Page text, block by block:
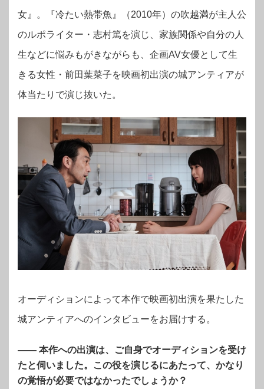
女』。『冷たい熱帯魚』（2010年）の吹越満が主人公
のルポライター・志村篤を演じ、家族関係や自分の人
生などに悩みもがきながらも、企画AV女優として生
きる女性・前田葉菜子を映画初出演の城アンティアが
体当たりで演じ抜いた。
オーディションによって本作で映画初出演を果たした
城アンティアへのインタビューをお届けする。
―― 本作への出演は、ご自身でオーディションを受け
たと伺いました。この役を演じるにあたって、かなり
の覚悟が必要ではなかったでしょうか？